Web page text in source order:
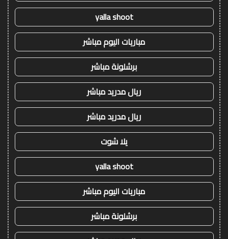
yalla shoot
مباريات اليوم مباشر
برشلونة مباشر
ريال مدريد مباشر
ريال مدريد مباشر
يلا شوت
yalla shoot
مباريات اليوم مباشر
برشلونة مباشر